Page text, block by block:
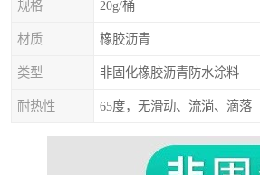
规格 20g/桶
材质 橡胶沥青
类型 非固化橡胶沥青防水涂料
耐热性 65度，无滑动、流淌、滴落